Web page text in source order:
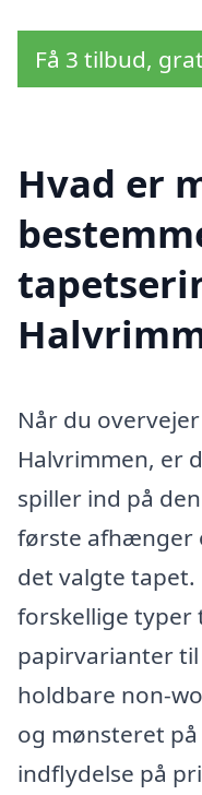
Få 3 tilbud,
Hvad er
Når du
Halvrimmen, er
spiller ind på
første afhænger
det valgte
forskellige typer
papirvarianter til
holdbare non-
og mønsteret
indflydelse på